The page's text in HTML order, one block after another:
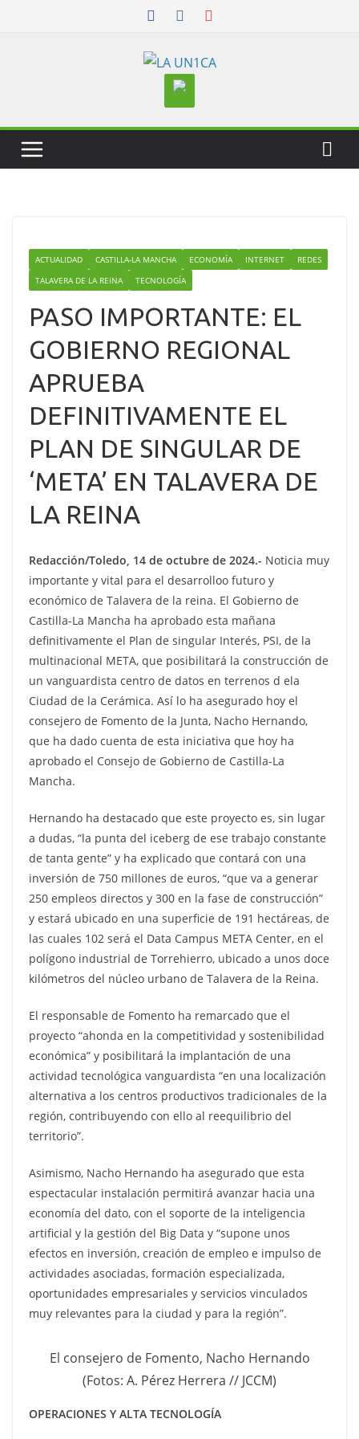
ACTUALIDAD CASTILLA-LA MANCHA ECONOMÍA INTERNET
REDES
TALAVERA DE LA REINA
TECNOLOGÍA
PASO IMPORTANTE: EL
GOBIERNO REGIONAL
APRUEBA
DEFINITIVAMENTE EL
PLAN DE SINGULAR DE
‘META’ EN TALAVERA DE
LA REINA
Redacción/Toledo, 14 de octubre de 2024.- Noticia muy
importante y vital para el desarrolloo futuro y
económico de Talavera de la reina. El Gobierno de
Castilla-La Mancha ha aprobado esta mañana
definitivamente el Plan de singular Interés, PSI, de la
multinacional META, que posibilitará la construcción de
un vanguardista centro de datos en terrenos d ela
Ciudad de la Cerámica. Así lo ha asegurado hoy el
consejero de Fomento de la Junta, Nacho Hernando,
que ha dado cuenta de esta iniciativa que hoy ha
aprobado el Consejo de Gobierno de Castilla-La
Mancha.
Hernando ha destacado que este proyecto es, sin lugar
a dudas, “la punta del iceberg de ese trabajo constante
de tanta gente” y ha explicado que contará con una
inversión de 750 millones de euros, “que va a generar
250 empleos directos y 300 en la fase de construcción”
y estará ubicado en una superficie de 191 hectáreas, de
las cuales 102 será el Data Campus META Center, en el
polígono industrial de Torrehierro, ubicado a unos doce
kilómetros del núcleo urbano de Talavera de la Reina.
El responsable de Fomento ha remarcado que el
proyecto “ahonda en la competitividad y sostenibilidad
económica” y posibilitará la implantación de una
actividad tecnológica vanguardista “en una localización
alternativa a los centros productivos tradicionales de la
región, contribuyendo con ello al reequilibrio del
territorio”.
Asimismo, Nacho Hernando ha asegurado que esta
espectacular instalación permitirá avanzar hacia una
economía del dato, con el soporte de la inteligencia
artificial y la gestión del Big Data y “supone unos
efectos en inversión, creación de empleo e impulso de
actividades asociadas, formación especializada,
oportunidades empresariales y servicios vinculados
muy relevantes para la ciudad y para la región”.
El consejero de Fomento, Nacho Hernando
(Fotos: A. Pérez Herrera // JCCM)
OPERACIONES Y ALTA TECNOLOGÍA